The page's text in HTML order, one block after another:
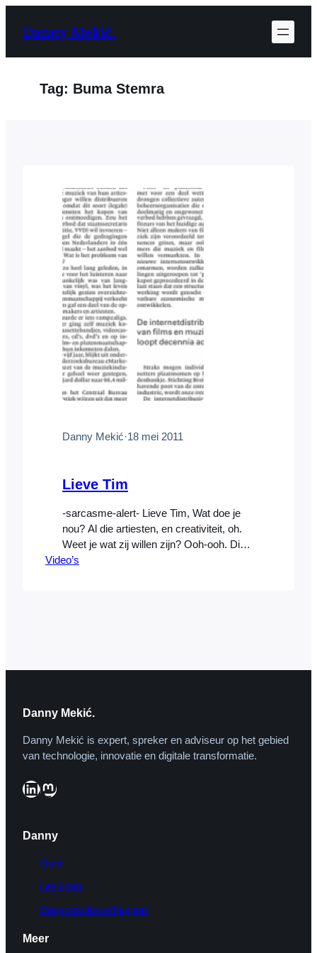
naarDanny Mekić.
Tag: Buma Stemra
Danny Mekić·18 mei 2011
Lieve Tim
-sarcasme-alert- Lieve Tim, Wat doe je
nou? Al die artiesten, en creativiteit, oh.
Weet je wat zij willen zijn? Ooh-ooh. Die
maatschappij, vullen met liefde, met
Video’s
Danny Mekić.
Danny Mekić is expert, spreker en adviseur op het gebied
van technologie, innovatie en digitale transformatie.
LinkedIn Mastodon
Danny
Over
Lezingen
Dagvoorzitterschappen
Meer